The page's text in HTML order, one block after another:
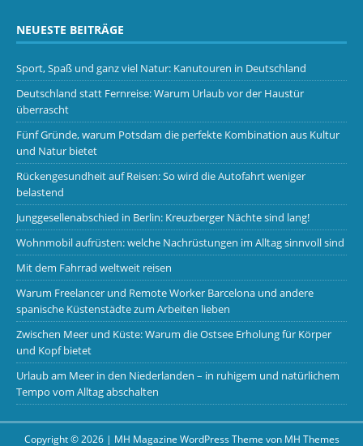
NEUESTE BEITRÄGE
Sport, Spaß und ganz viel Natur: Kanutouren in Deutschland
Deutschland statt Fernreise: Warum Urlaub vor der Haustür
überrascht
Fünf Gründe, warum Potsdam die perfekte Kombination aus Kultur
und Natur bietet
Rückengesundheit auf Reisen: So wird die Autofahrt weniger
belastend
Junggesellenabschied in Berlin: Kreuzberger Nächte sind lang!
Wohnmobil aufrüsten: welche Nachrüstungen im Alltag sinnvoll sind
Mit dem Fahrrad weltweit reisen
Warum Freelancer und Remote Worker Barcelona und andere
spanische Küstenstädte zum Arbeiten lieben
Zwischen Meer und Küste: Warum die Ostsee Erholung für Körper
und Kopf bietet
Urlaub am Meer in den Niederlanden – in ruhigem und natürlichem
Tempo vom Alltag abschalten
Copyright © 2026 | MH Magazine WordPress Theme von MH Themes